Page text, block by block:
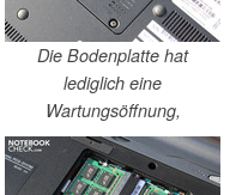
Die Bodenplatte hat
lediglich eine
Wartungsöffnung,